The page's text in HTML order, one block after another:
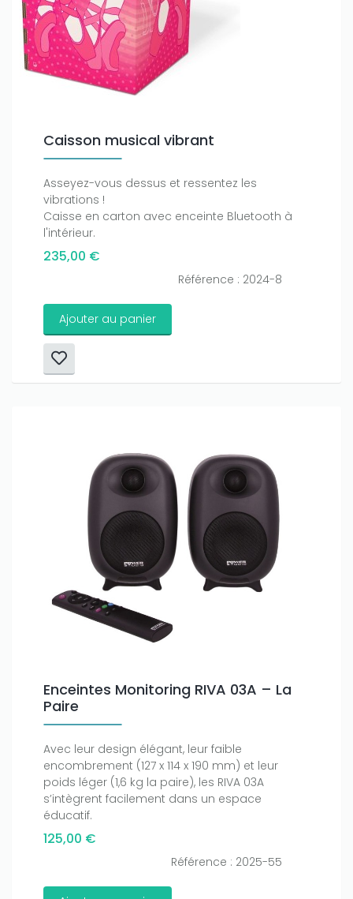
Caisson musical vibrant
Asseyez-vous dessus et ressentez les
vibrations !
Caisse en carton avec enceinte Bluetooth à
l'intérieur.
235,00 €
Référence : 2024-8
Ajouter au panier
Enceintes Monitoring RIVA 03A – La
Paire
Avec leur design élégant, leur faible
encombrement (127 x 114 x 190 mm) et leur
poids léger (1,6 kg la paire), les RIVA 03A
s’intègrent facilement dans un espace
éducatif.
125,00 €
Référence : 2025-55